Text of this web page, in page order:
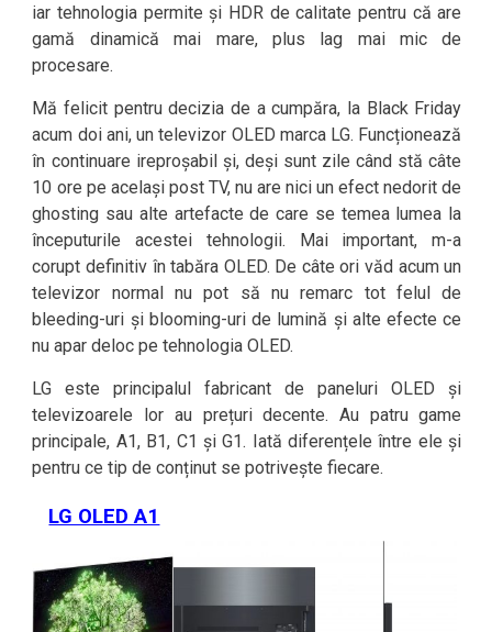
iar tehnologia permite și HDR de calitate pentru că are
gamă dinamică mai mare, plus lag mai mic de
procesare.
Mă felicit pentru decizia de a cumpăra, la Black Friday
acum doi ani, un televizor OLED marca LG. Funcționează
în continuare ireproșabil și, deși sunt zile când stă câte
10 ore pe același post TV, nu are nici un efect nedorit de
ghosting sau alte artefacte de care se temea lumea la
începuturile acestei tehnologii. Mai important, m-a
corupt definitiv în tabăra OLED. De câte ori văd acum un
televizor normal nu pot să nu remarc tot felul de
bleeding-uri și blooming-uri de lumină și alte efecte ce
nu apar deloc pe tehnologia OLED.
LG este principalul fabricant de paneluri OLED și
televizoarele lor au prețuri decente. Au patru game
principale, A1, B1, C1 și G1. Iată diferențele între ele și
pentru ce tip de conținut se potrivește fiecare.
LG OLED A1